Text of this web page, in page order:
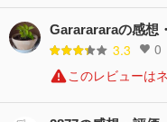
Gararararaの感想
3.3 0
このレビューは